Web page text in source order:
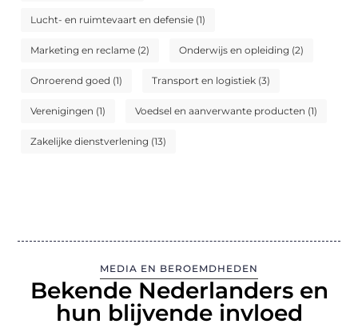
Lucht- en ruimtevaart en defensie (1)
Marketing en reclame (2) Onderwijs en opleiding (2)
Onroerend goed (1) Transport en logistiek (3)
Verenigingen (1) Voedsel en aanverwante producten (1)
Zakelijke dienstverlening (13)
MEDIA EN BEROEMDHEDEN
Bekende Nederlanders en
hun blijvende invloed